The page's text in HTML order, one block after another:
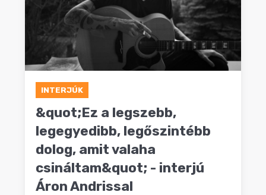
INTERJÚK
&quot;Ez a legszebb,
legegyedibb, legőszintébb
dolog, amit valaha
csináltam&quot; - interjú
Áron Andrissal